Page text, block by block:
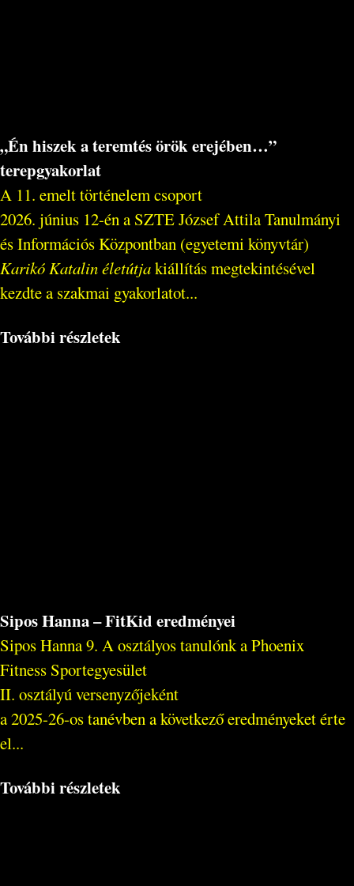
„Én hiszek a teremtés örök erejében…”
terepgyakorlat
A 11. emelt történelem csoport
2026. június 12-én a SZTE József Attila Tanulmányi
és Információs Központban (egyetemi könyvtár)
Karikó Katalin életútjakiállítás megtekintésével
kezdte a szakmai gyakorlatot...
További részletek
Sipos Hanna – FitKid eredményei
Sipos Hanna 9. A osztályos tanulónk a Phoenix
Fitness Sportegyesület
II. osztályú versenyzőjeként
a 2025-26-os tanévben a következő eredményeket érte
el...
További részletek